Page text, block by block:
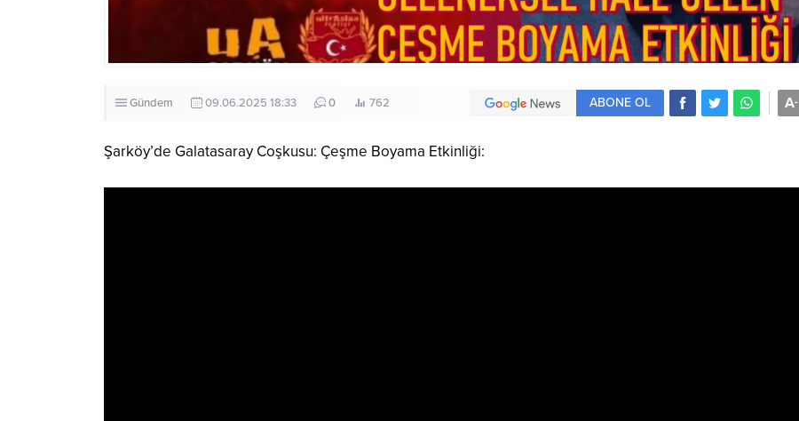
Gündem 09.06.2025 18:33 0 762 A-
ABONE OL
Şarköy’de Galatasaray Coşkusu: Çeşme Boyama Etkinliği: